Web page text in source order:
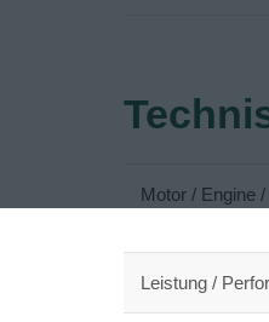
Motor / Engine
Leistung /